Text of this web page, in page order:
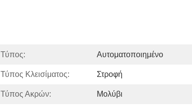
Τύπος: Αυτοματοποιημένο
Τύπος Κλεισίματος: Στροφή
Τύπος Ακρών: Μολύβι